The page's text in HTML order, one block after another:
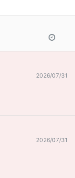
2026/07/31
2026/07/31